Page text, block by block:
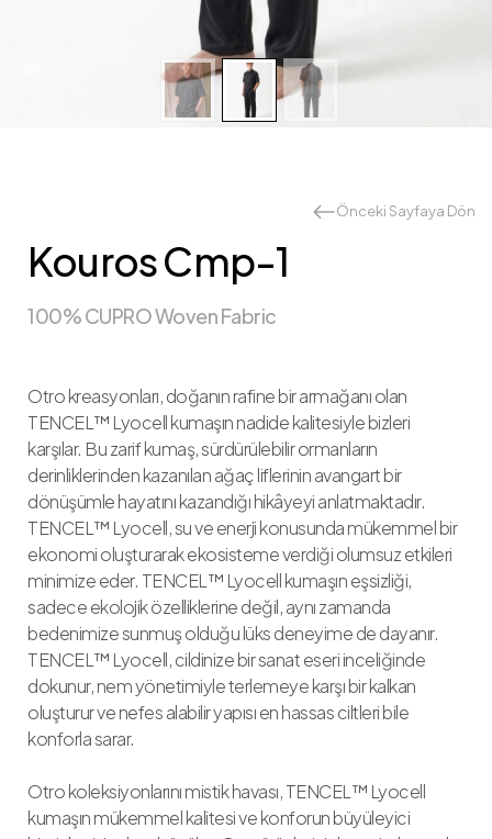
Önceki Sayfaya Dön
Kouros Cmp-1
100% CUPRO Woven Fabric
Otro kreasyonları, doğanın rafine bir armağanı olan
TENCEL™ Lyocell kumaşın nadide kalitesiyle bizleri
karşılar. Bu zarif kumaş, sürdürülebilir ormanların
derinliklerinden kazanılan ağaç liflerinin avangart bir
dönüşümle hayatını kazandığı hikâyeyi anlatmaktadır.
TENCEL™ Lyocell, su ve enerji konusunda mükemmel bir
ekonomi oluşturarak ekosisteme verdiği olumsuz etkileri
minimize eder. TENCEL™ Lyocell kumaşın eşsizliği,
sadece ekolojik özelliklerine değil, aynı zamanda
bedenimize sunmuş olduğu lüks deneyime de dayanır.
TENCEL™ Lyocell, cildinize bir sanat eseri inceliğinde
dokunur, nem yönetimiyle terlemeye karşı bir kalkan
oluşturur ve nefes alabilir yapısı en hassas ciltleri bile
konforla sarar.
Otro koleksiyonlarını mistik havası, TENCEL™ Lyocell
kumaşın mükemmel kalitesi ve konforun büyüleyici